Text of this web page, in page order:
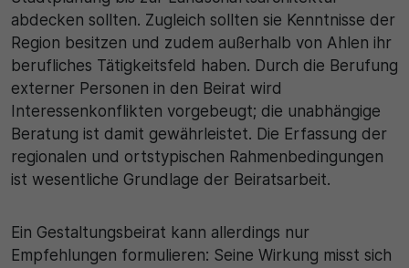
abdecken sollten. Zugleich sollten sie Kenntnisse der
Region besitzen und zudem außerhalb von Ahlen ihr
berufliches Tätigkeitsfeld haben. Durch die Berufung
externer Personen in den Beirat wird
Interessenkonflikten vorgebeugt; die unabhängige
Beratung ist damit gewährleistet. Die Erfassung der
regionalen und ortstypischen Rahmenbedingungen
ist wesentliche Grundlage der Beiratsarbeit.
Ein Gestaltungsbeirat kann allerdings nur
Empfehlungen formulieren: Seine Wirkung misst sich
Name
SgCookieOptin.lastPreferences
Anbieter
Laufzeit
Zweck
Matomo
Laufzeit
1 Jahr
Zweck
Wird für statistische Zwecke verwendet, um Details
wie die eindeutige Besucher-ID zu speichern.
Name